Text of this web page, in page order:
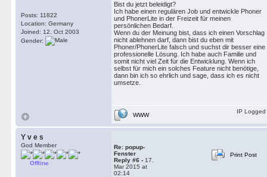
Posts: 11822
Location: Germany
Joined: 12. Oct 2003
Gender:
Bist du jetzt beleidigt?
Ich habe einen regulären Job und entwickle Phoner
und PhonerLite in der Freizeit für meinen
persönlichen Bedarf.
Wenn du der Meinung bist, dass ich einen Vorschlag
nicht ablehnen darf, dann bist du eben mit
Phoner/PhonerLite falsch und suchst dir besser eine
professionelle Lösung. Ich habe auch Familie und
somit nicht viel Zeit für die Entwicklung. Wenn ich
selbst für mich ein solches Feature nicht benötige,
dann bin ich so ehrlich und sage, dass ich es nicht
umsetze.
WWW
IP Logged
Y v e s
God Member
Offline
Re: popup-
Fenster
Reply #6 - 17.
Mar 2015 at
02:14
Print Post